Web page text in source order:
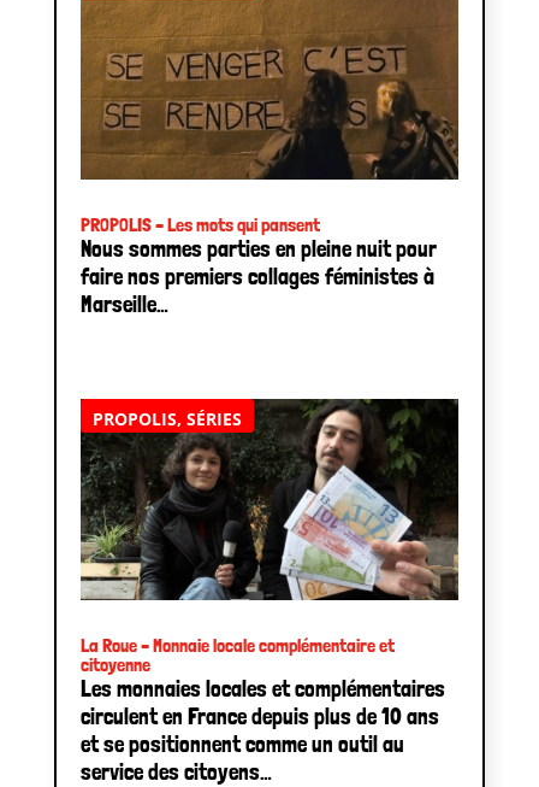
PROPOLIS – Les mots qui pansent
Nous sommes parties en pleine nuit pour
faire nos premiers collages féministes à
Marseille…
La Roue – Monnaie locale complémentaire et
citoyenne
PROPOLIS, SÉRIES
Les monnaies locales et complémentaires
circulent en France depuis plus de 10 ans
et se positionnent comme un outil au
service des citoyens…